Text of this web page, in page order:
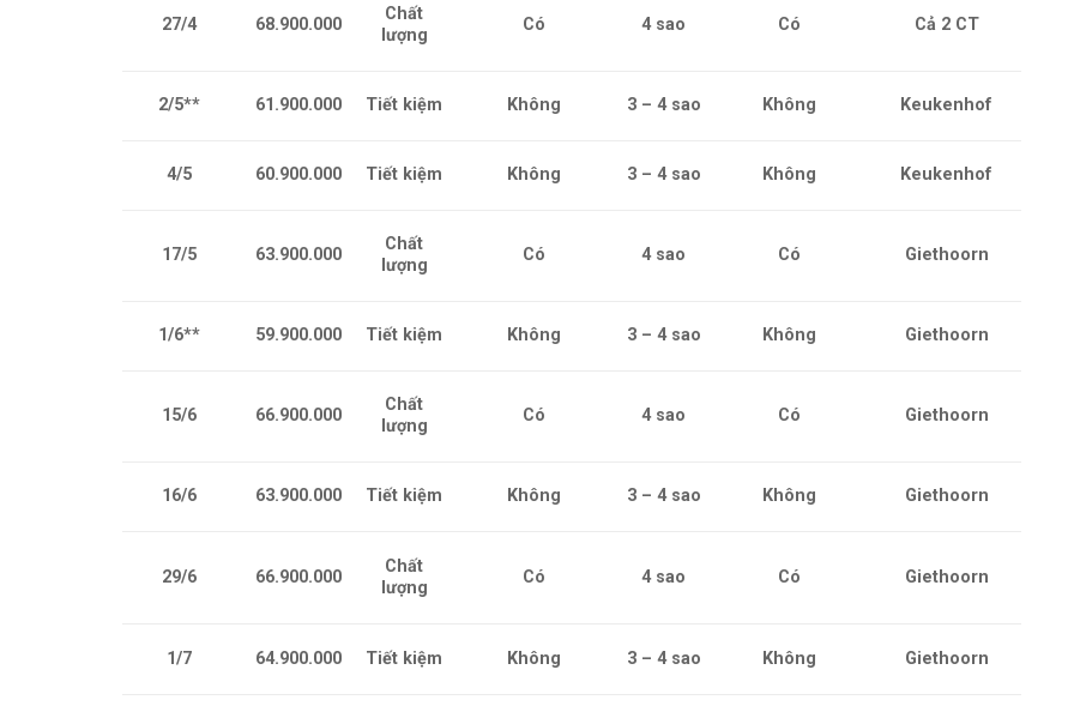
27/4 68.900.000
Chất
lượng
Có 4 sao Có Cả 2 CT
2/5** 61.900.000 Tiết kiệm Không 3 – 4 sao Không Keukenhof
4/5 60.900.000 Tiết kiệm Không 3 – 4 sao Không Keukenhof
17/5 63.900.000
Chất
lượng
Có 4 sao Có Giethoorn
1/6** 59.900.000 Tiết kiệm Không 3 – 4 sao Không Giethoorn
15/6 66.900.000
Chất
lượng
Có 4 sao Có Giethoorn
16/6 63.900.000 Tiết kiệm Không 3 – 4 sao Không Giethoorn
29/6 66.900.000
Chất
lượng
Có 4 sao Có Giethoorn
1/7 64.900.000 Tiết kiệm Không 3 – 4 sao Không Giethoorn